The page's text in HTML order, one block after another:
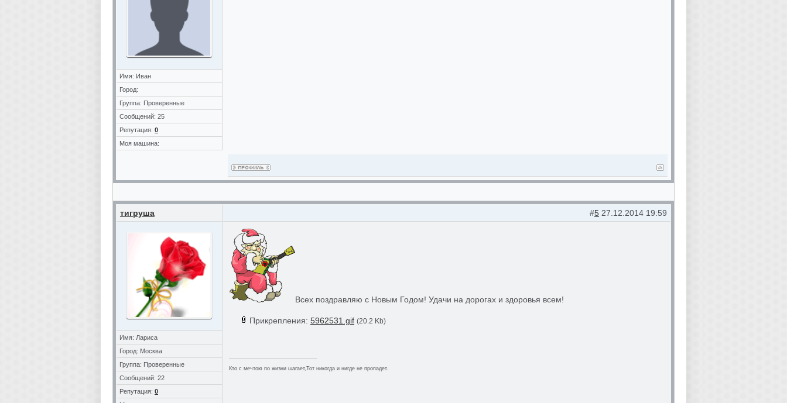
Имя: Иван
Город:
Группа: Проверенные
Сообщений: 25
Репутация: 0
Моя машина:
тигруша
Имя: Лариса
Город: Москва
Группа: Проверенные
Сообщений: 22
Репутация: 0
#5 27.12.2014 19:59
Всех поздравляю с Новым Годом! Удачи на дорогах и здоровья всем!
Прикрепления: 5962531.gif (20.2 Kb)
Кто с мечтою по жизни шагает,Тот никогда и нигде не пропадет.